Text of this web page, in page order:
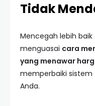
Tidak
Mencegah lebih
menguasai cara
yang menawar
memperbaiki sistem
Anda.